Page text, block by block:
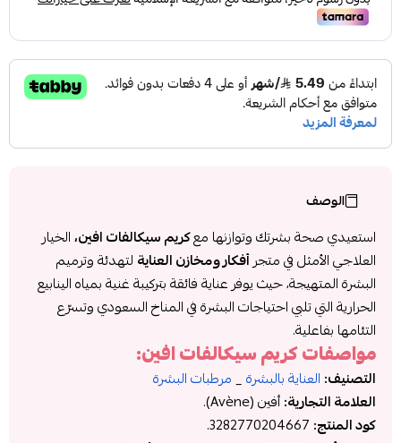
الوصف
استعيدي صحة بشرتك وتوازنها معكريم سيكالفات افين،الخيار
العلاجي الأمثل في متجرأفكار ومخازن العناية لتهدئة وترميم
البشرة المتهيجة، حيث يوفر عناية فائقة بتركيبة غنية بمياه الينابيع
الحرارية التي تلبي احتياجات البشرة في المناخ السعودي وتسرّع
التئامها بفاعلية.
مواصفات كريم سيكالفات افين:
التصنيف: العناية بالبشرة_مرطبات البشرة
العلامة التجارية:أفين (Avène).
كود المنتج: